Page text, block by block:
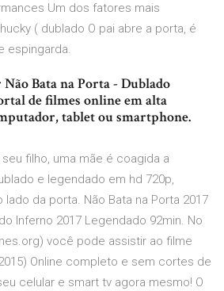
Um dos fatores mais
( dublado O pai abre a porta, é
espingarda.
Bata na Porta - Dublado
de filmes online em alta
tablet ou smartphone.
filho, uma mãe é coagida a
e legendado em hd 720p,
da porta. Não Bata na Porta 2017
Inferno 2017 Legendado 92min. No
você pode assistir ao filme
Online completo e sem cortes de
celular e smart tv agora mesmo! O